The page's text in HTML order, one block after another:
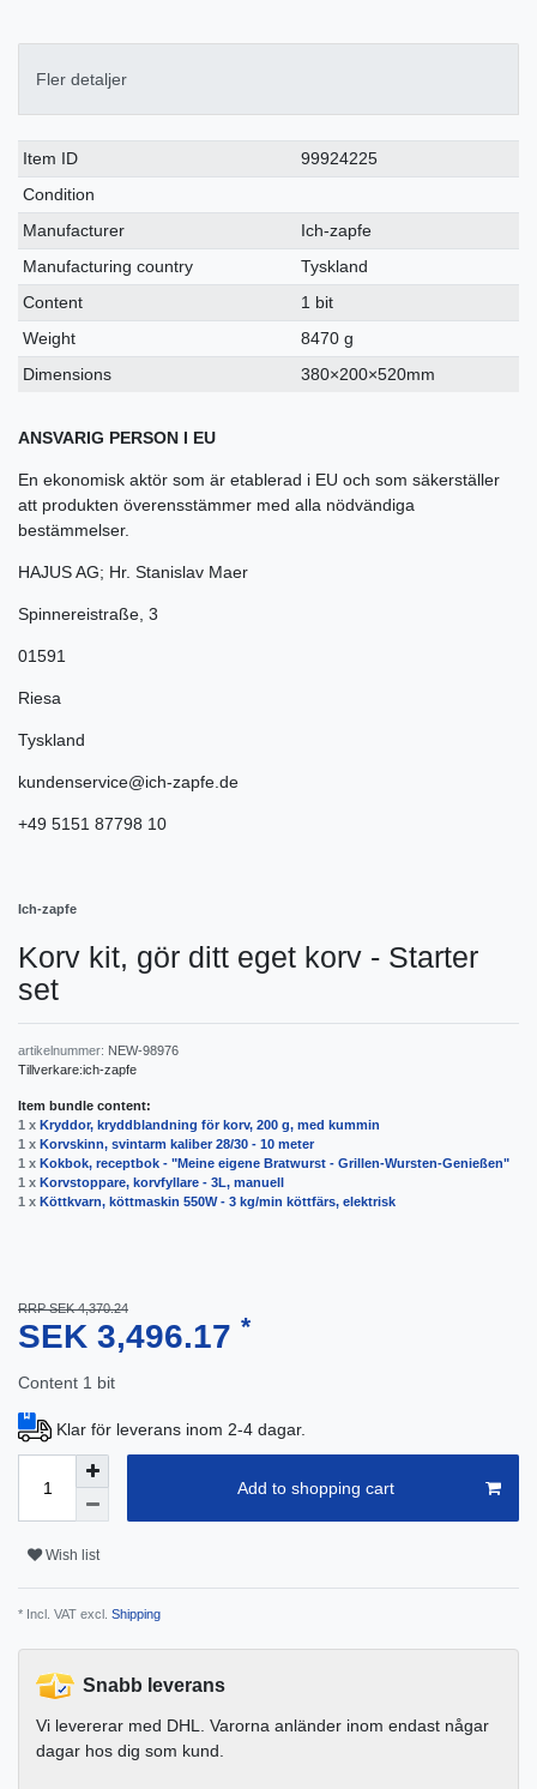
Fler detaljer
Ceres::Template.singleItemTechnicalDataAttribute
Ceres::Template.singleItemTechnicalDataValue
Item ID
99924225
Condition
Manufacturer
Ich-zapfe
Manufacturing country
Tyskland
Content
1 bit
Weight
8470 g
Dimensions
380×200×520mm
ANSVARIG PERSON I EU
En ekonomisk aktör som är etablerad i EU och som säkerställer
att produkten överensstämmer med alla nödvändiga
bestämmelser.
HAJUS AG; Hr. Stanislav Maer
Spinnereistraße 3
01591
Riesa
Tyskland
kundenservice@ich-zapfe.de
+49 5151 87798 10
Ich-zapfe
Korv kit, gör ditt eget korv - Starter
set
artikelnummer: NEW-98976
Tillverkare:ich-zapfe
Item bundle content:
1 x Kryddor, kryddblandning för korv, 200 g, med kummin
1 x Korvskinn, svintarm kaliber 28/30 - 10 meter
1 x Kokbok, receptbok - "Meine eigene Bratwurst - Grillen-Wursten-Genießen"
1 x Korvstoppare, korvfyllare - 3L, manuell
1 x Köttkvarn, köttmaskin 550W - 3 kg/min köttfärs, elektrisk
RRP SEK 4,370.24
SEK 3,496.17 *
Content 1 bit
Klar för leverans inom 2-4 dagar.
Add to shopping cart
Wish list
* Incl. VAT excl. Shipping
Snabb leverans
Vi levererar med DHL. Varorna anländer inom endast någar
dagar hos dig som kund.